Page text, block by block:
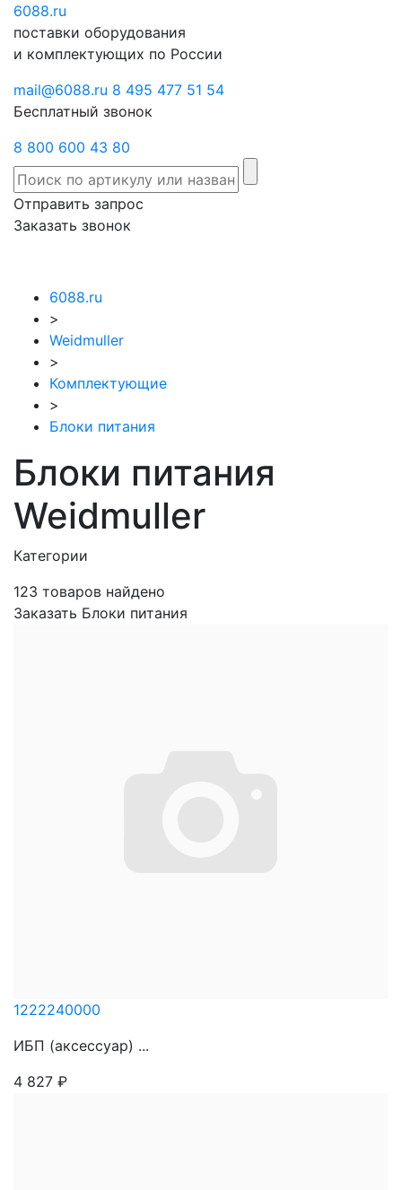
6088.ru
поставки оборудования
и комплектующих по России
mail@6088.ru 8 495 477 51 54
Бесплатный звонок
8 800 600 43 80
Отправить запрос
Заказать звонок
6088.ru
>
Weidmuller
>
Комплектующие
>
Блоки питания
Блоки питания
Weidmuller
Категории
123 товаров найдено
Заказать Блоки питания
1222240000
ИБП (аксессуар) ...
4 827 ₽
Отправить
запрос
звонок